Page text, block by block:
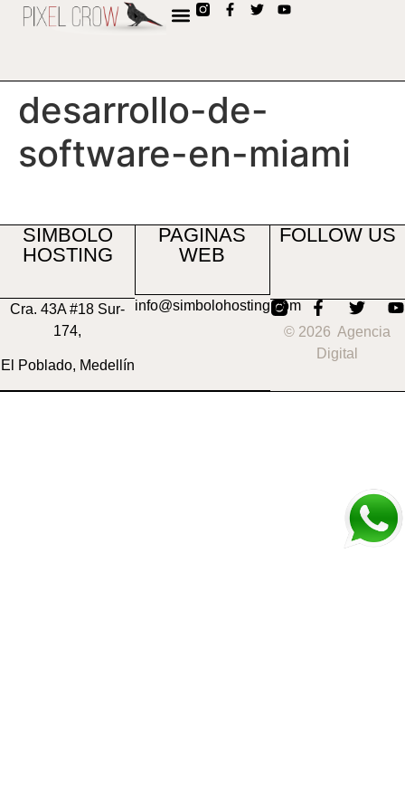
contenido
desarrollo-de-
software-en-miami
SIMBOLO
HOSTING
Cra. 43A #18 Sur-
174,
El Poblado, Medellín
PAGINAS
WEB
info@simbolohosting.com
FOLLOW US
© 2026 Agencia
Digital